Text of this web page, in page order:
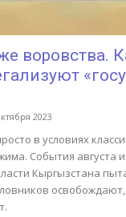
воровства.
2023
в условиях
События августа
Кыргызстана